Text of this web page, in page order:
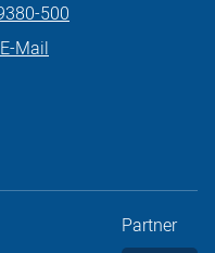
500
Mail
Partner